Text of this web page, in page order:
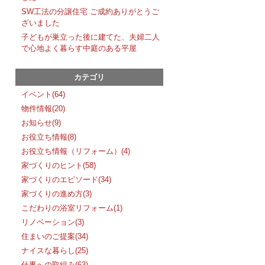
SW工法の分譲住宅 ご成約ありがとうご
ざいました
子どもが巣立った後に建てた、夫婦二人
で心地よく暮らす中庭のある平屋
カテゴリ
イベント(64)
物件情報(20)
お知らせ(9)
お役立ち情報(8)
お役立ち情報（リフォーム）(4)
家づくりのヒント(58)
家づくりのエピソード(34)
家づくりの進め方(3)
こだわりの浴室リフォーム(1)
リノベーション(3)
住まいのご提案(34)
ナイスな暮らし(25)